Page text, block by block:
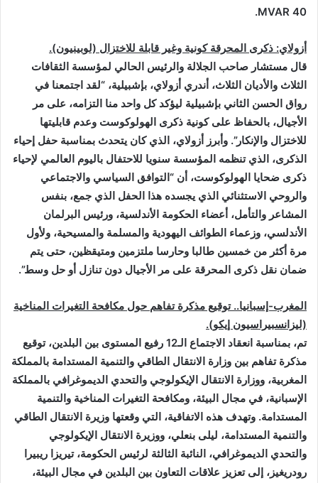
MVAR 40.
أزولاي: ذكرى المحرقة كونية وغير قابلة للاختزال (لوبينيون).
قال مستشار صاحب الجلالة والرئيس الحالي لمؤسسة الثقافات
الثلاث والأديان الثلاث، أندري أزولاي، بإشبيلية، “لقد اجتمعنا في
رواق الحسن الثاني بإشبيلية ليؤكد كل واحد منا التزامه، على مر
الأجيال، بالحفاظ على كونية ذكرى الهولوكوست وعدم قابليتها
للاختزال والإنكار”. وأبرز أزولاي، الذي كان يتحدث بمناسبة حفل إحياء
الذكرى، الذي تنظمه المؤسسة سنويا للاحتفال باليوم العالمي لإحياء
ذكرى ضحايا الهولوكوست، أن “التوافق السياسي والاجتماعي
والروحي الاستثنائي الذي يجسده هذا الحفل الذي جمع، بنفس
المشاعر والتأمل، أعضاء الحكومة الأندلسية، ورئيس البرلمان
الأندلسي، وزعماء الطوائف اليهودية والمسلمة والمسيحية، ولأول
مرة أكثر من خمسين طالبا وحارسا ملتزمين ومتيقظين، حتى يتم
ضمان نقل ذكرى المحرقة على مر الأجيال دون تنازل أو حل وسط”.
المغرب-إسبانيا.. توقيع مذكرة تفاهم حول مكافحة التغيرات المناخية
(ليزانسبيراسيون إيكو).
تم، بمناسبة انعقاد الاجتماع الـ12 رفيع المستوى بين البلدين، توقيع
مذكرة تفاهم بين وزارة الانتقال الطاقي والتنمية المستدامة بالمملكة
المغربية، ووزارة الانتقال الإيكولوجي والتحدي الديموغرافي بالمملكة
الإسبانية، في مجال البيئة، ومكافحة التغيرات المناخية والتنمية
المستدامة. وتهدف هذه الاتفاقية، التي وقعتها وزيرة الانتقال الطاقي
والتنمية المستدامة، ليلى بنعلي، ووزيرة الانتقال الإيكولوجي
والتحدي الديموغرافي، النائبة الثالثة لرئيس الحكومة، تيريزا ريبيرا
رودريغيز، إلى تعزيز علاقات التعاون بين البلدين في مجال البيئة،